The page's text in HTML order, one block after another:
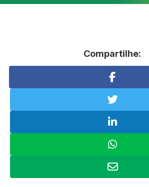
Compartilhe: